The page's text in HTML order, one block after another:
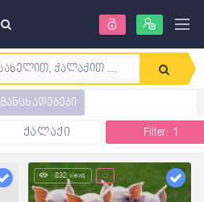
განცხადებები
ქალაქი Filter: 1
832 views